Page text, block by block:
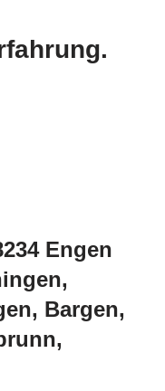
Engen
Bargen,